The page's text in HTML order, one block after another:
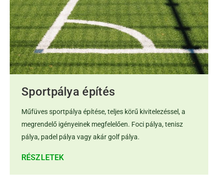
Sportpálya építés
Műfüves sportpálya építése, teljes körű kivitelezéssel, a
megrendelő igényeinek megfelelően. Foci pálya, tenisz
pálya, padel pálya vagy akár golf pálya.
RÉSZLETEK